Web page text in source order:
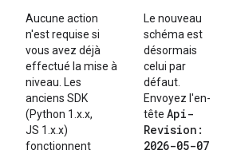
Aucune action
n'est requise si
vous avez déjà
effectué la mise à
niveau. Les
anciens SDK
(Python 1.x.x,
JS 1.x.x)
fonctionnent
Le nouveau
schéma est
désormais
celui par
défaut.
Envoyez l'en-
tête Api-
Revision:
2026-05-07